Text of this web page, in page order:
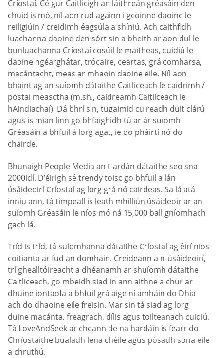
Críostaí. Cé gur Caitlicigh an láithreán gréasáin den
chuid is mó, níl aon rud againn i gcoinne daoine le
reiligiúin / creidimh éagsúla a shíniú. Ach caithfidh
luachanna daoine den sórt sin a bheith ar aon dul le
bunluachanna Críostaí cosúil le maitheas, cuidiú le
daoine ngéarghátar, trócaire, ceartas, grá comharsa,
macántacht, meas ar mhaoin daoine eile. Níl aon
bhaint ag an suíomh dátaithe Caitliceach le caidrimh /
póstaí measctha (m.sh., caidreamh Caitliceach le
hAindiachaí). Dá bhrí sin, tugaimid cuireadh duit clárú
agus is mian linn go bhfaighidh tú ar ár suíomh
Gréasáin a bhfuil á lorg agat, ie do pháirtí nó do
chairde.
Bhunaigh People Media an t-ardán dátaithe seo sna
2000idí. D’éirigh sé trendy toisc go bhfuil a lán
úsáideoirí Críostaí ag lorg grá nó cairdeas. Sa lá atá
inniu ann, tá timpeall is leath mhilliún úsáideoir ar an
suíomh Gréasáin le níos mó ná 15,000 ball gníomhach
gach lá.
Tríd is tríd, tá suíomhanna dátaithe Críostaí ag éirí níos
coitianta ar fud an domhain. Creideann a n-úsáideoirí,
trí ghealltóireacht a dhéanamh ar shuíomh dátaithe
Caitliceach, go mbeidh siad in ann aithne a chur ar
dhuine iontaofa a bhfuil grá aige ní amháin do Dhia
ach do dhaoine eile freisin. Mar sin tá siad ag lorg
duine macánta, freagrach, dílis agus toilteanach cuidiú.
Tá LoveAndSeek ar cheann de na hardáin is fearr do
Chríostaithe bualadh lena chéile agus pósadh sona eile
a chruthú.